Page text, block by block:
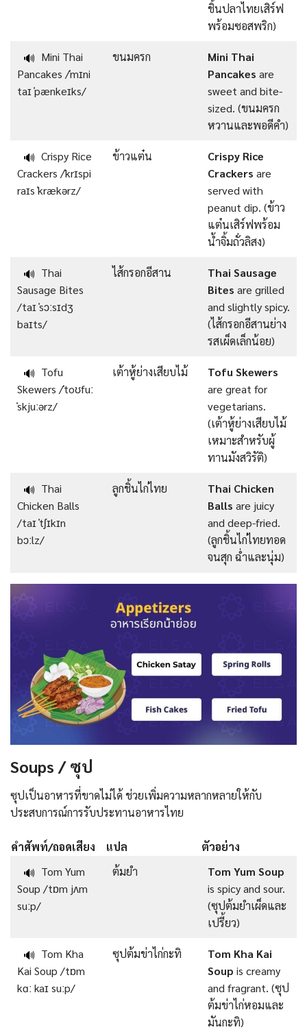
ชิ้นปลาไทยเสิร์ฟ
พร้อมซอสพริก)
🔊 Mini Thai
Pancakes /ˈmɪni
taɪ ˈpænkeɪks/
ขนมครก
Mini Thai
Pancakes are
sweet and bite-
sized. (ขนมครก
หวานและพอดีคำ)
🔊 Crispy Rice
Crackers /ˈkrɪspi
raɪs ˈkrækərz/
ข้าวแต๋น
Crispy Rice
Crackers are
served with
peanut dip. (ข้าว
แต๋นเสิร์ฟพร้อม
น้ำจิ้มถั่วลิสง)
🔊 Thai
Sausage Bites
/taɪ ˈsɔːsɪdʒ
baɪts/
ไส้กรอกอีสาน
Thai Sausage
Bites are grilled
and slightly spicy.
(ไส้กรอกอีสานย่าง
รสเผ็ดเล็กน้อย)
🔊 Tofu
Skewers /ˈtoʊfuː
ˈskjuːərz/
เต้าหู้ย่างเสียบไม้
Tofu Skewers
are great for
vegetarians.
(เต้าหู้ย่างเสียบไม้
เหมาะสำหรับผู้
ทานมังสวิรัติ)
🔊 Thai
Chicken Balls
/taɪ ˈtʃɪkɪn
bɔːlz/
ลูกชิ้นไก่ไทย
Thai Chicken
Balls are juicy
and deep-fried.
(ลูกชิ้นไก่ไทยทอด
จนสุก ฉ่ำและนุ่ม)
Soups / ซุป
ซุปเป็นอาหารที่ขาดไม่ได้ ช่วยเพิ่มความหลากหลายให้กับ
ประสบการณ์การรับประทานอาหารไทย
คำศัพท์/ถอดเสียง แปล
ตัวอย่าง
🔊 Tom Yum
Soup /tɒm jʌm
suːp/
ต้มยำ
Tom Yum Soup
is spicy and sour.
(ซุปต้มยำเผ็ดและ
เปรี้ยว)
🔊 Tom Kha
Kai Soup /tɒm
kɑː kaɪ suːp/
ซุปต้มข่าไก่กะทิ
Tom Kha Kai
Soup is creamy
and fragrant. (ซุป
ต้มข่าไก่หอมและ
มันกะทิ)